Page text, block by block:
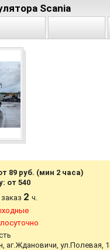
Scania
89 руб. (мин 2 часа)
от 540
2ч.
аг.Ждановичи, ул.Полевая,